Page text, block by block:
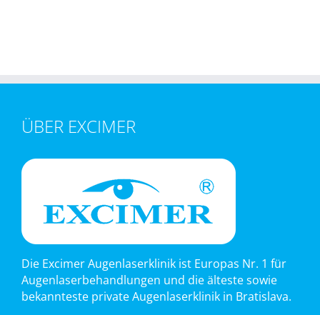
ÜBER EXCIMER
Die Excimer Augenlaserklinik ist Europas Nr. 1 für
Augenlaserbehandlungen und die älteste sowie
bekannteste private Augenlaserklinik in Bratislava.